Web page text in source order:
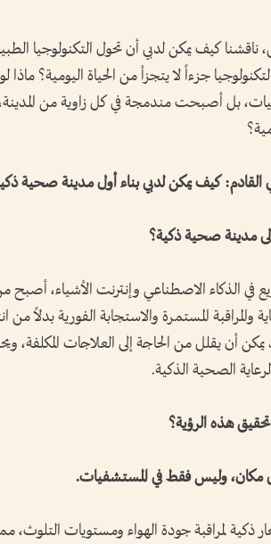
ناقشنا كيف يمكن لدبي أن تحول التكنولوجيا
جزءاً لا يتجزأ من الحياة اليومية؟ ماذا
بل أصبحت مندمجة في كل زاوية من المدينة،
كيف يمكن لدبي بناء أول مدينة صحية ذكية
إلى مدينة صحية ذكية؟
في الذكاء الاصطناعي وإنترنت الأشياء،
والمراقبة المستمرة والاستجابة الفورية بدلاً
أن يقلل من الحاجة إلى العلاجات المكلفة،
الصحية الذكية.
هذه الرؤية؟
ذكية لمراقبة جودة الهواء ومستويات التلوث،